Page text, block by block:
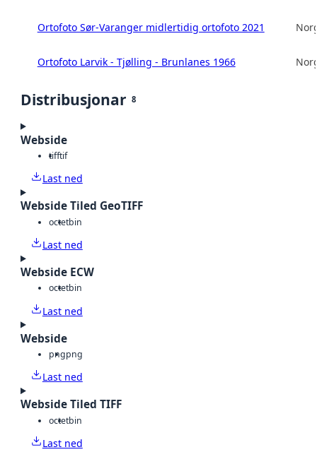
Ortofoto Sør-Varanger midlertidig ortofoto 2021
Ortofoto Larvik - Tjølling - Brunlanes 1966
Distribusjonar 8
Webside
tifftif
Last ned
Webside Tiled GeoTIFF
octetbin
Last ned
Webside ECW
octetbin
Last ned
Webside
pngpng
Last ned
Webside Tiled TIFF
octetbin
Last ned